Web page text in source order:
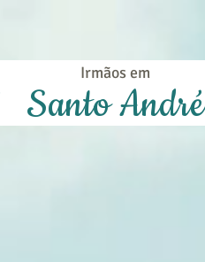
Irmãos em
Santo André